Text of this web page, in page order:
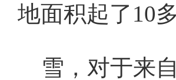
地面积起了10
雪，对于来